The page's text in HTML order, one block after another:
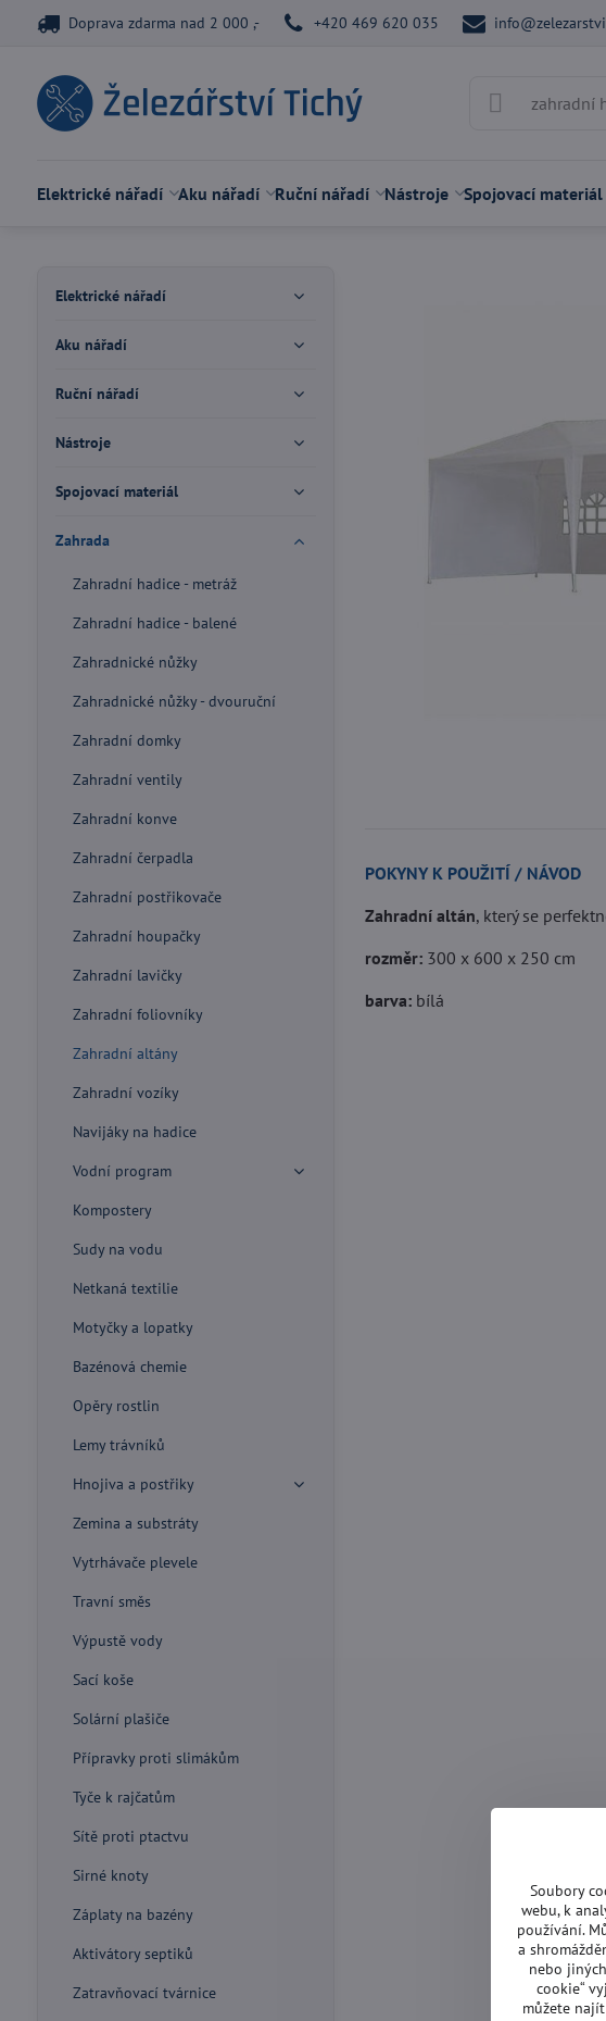
Doprava zdarma nad 2 000 ,- +420 469 620 035
Elektrické nářadí Aku nářadí Ruční nářadí Nástroje Spojovací materiál
POKYNY K POUŽITÍ / NÁVOD
Zahradní altán, který se
rozměr: 300 x 600 x 250 cm
barva: bílá
Elektrické nářadí
Aku nářadí
Ruční nářadí
Nástroje
Spojovací materiál
Zahrada
Zahradní hadice - metráž
Zahradní hadice - balené
Zahradnické nůžky
Zahradnické nůžky - dvouruční
Zahradní domky
Zahradní ventily
Zahradní konve
Zahradní čerpadla
Zahradní postřikovače
Zahradní houpačky
Zahradní lavičky
Zahradní foliovníky
Zahradní altány
Zahradní vozíky
Navijáky na hadice
Vodní program
Kompostery
Sudy na vodu
Netkaná textilie
Motyčky a lopatky
Bazénová chemie
Opěry rostlin
Lemy trávníků
Hnojiva a postřiky
Zemina a substráty
Vytrhávače plevele
Travní směs
Výpustě vody
Sací koše
Solární plašiče
Přípravky proti slimákům
Tyče k rajčatům
Sítě proti ptactvu
Sirné knoty
Záplaty na bazény
Aktivátory septiků
Zatravňovací tvárnice
Soubory
webu, k
používání.
a
nebo
cookie“
můžete